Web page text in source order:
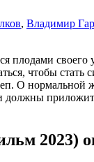
, Владимир
плодами
чтобы
О
2023)